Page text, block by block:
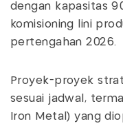
dengan kapasitas
komisioning lini
pertengahan 2026.
Proyek-proyek
sesuai jadwal,
Iron Metal) yang